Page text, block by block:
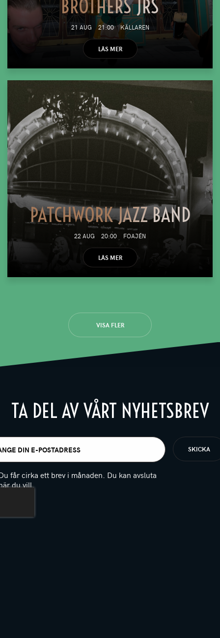
BROTHERS JRS
21 AUG 21:00 KÄLLAREN
LÄS MER
PATCHWORK JAZZ BAND
22 AUG 20:00 FOAJÉN
LÄS MER
VISA FLER
TA DEL AV VÅRT NYHETSBREV
får cirka ett brev i månaden. Du kan avsluta
du vill.